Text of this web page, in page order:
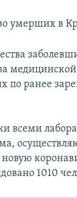
умерших в
по ранее
всеми
новую
1010